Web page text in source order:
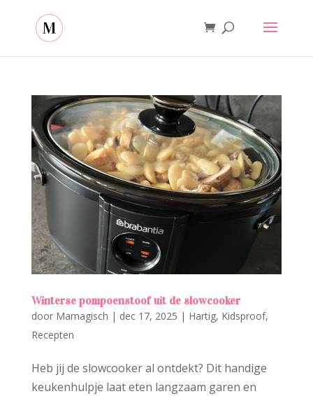
Winterse pompoenstoof uit de slowcooker
door Mamagisch | dec 17, 2025 | Hartig, Kidsproof,
Recepten
Heb jij de slowcooker al ontdekt? Dit handige
keukenhulpje laat eten langzaam garen en